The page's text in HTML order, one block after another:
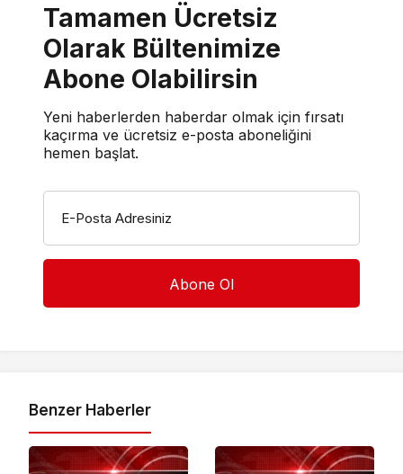
Tamamen Ücretsiz
Olarak Bültenimize
Abone Olabilirsin
Yeni haberlerden haberdar olmak için fırsatı
kaçırma ve ücretsiz e-posta aboneliğini
hemen başlat.
E-Posta Adresiniz
Benzer Haberler